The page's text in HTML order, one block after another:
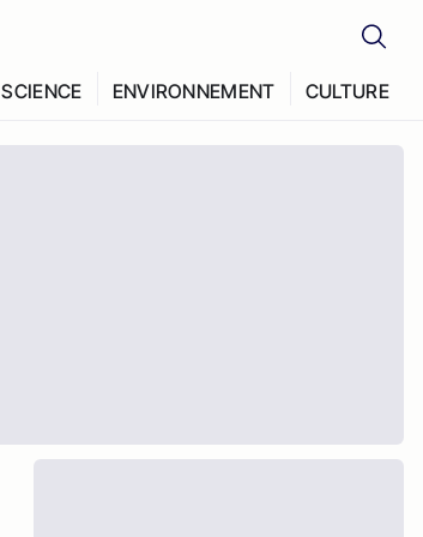
SCIENCE ENVIRONNEMENT CULTURE